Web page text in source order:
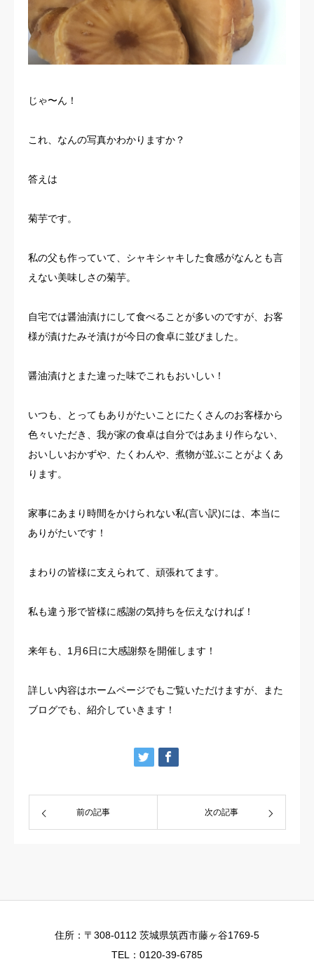
じゃ〜ん！
これ、なんの写真かわかりますか？
答えは
菊芋です。
私の父も作っていて、シャキシャキした食感がなんとも言
えない美味しさの菊芋。
自宅では醤油漬けにして食べることが多いのですが、お客
様が漬けたみそ漬けが今日の食卓に並びました。
醤油漬けとまた違った味でこれもおいしい！
いつも、とってもありがたいことにたくさんのお客様から
色々いただき、我が家の食卓は自分ではあまり作らない、
おいしいおかずや、たくわんや、煮物が並ぶことがよくあ
ります。
家事にあまり時間をかけられない私(言い訳)には、本当に
ありがたいです！
まわりの皆様に支えられて、頑張れてます。
私も違う形で皆様に感謝の気持ちを伝えなければ！
来年も、1月6日に大感謝祭を開催します！
詳しい内容はホームページでもご覧いただけますが、また
ブログでも、紹介していきます！
前の記事 次の記事
住所：〒308-0112 茨城県筑西市藤ヶ谷1769-5
TEL：0120-39-6785